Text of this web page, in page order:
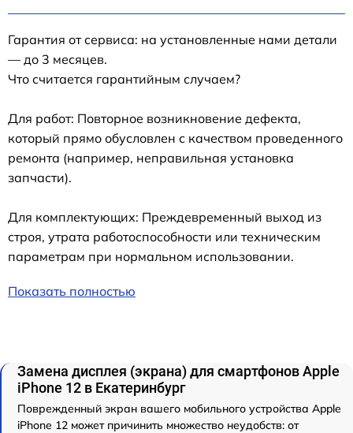
Гарантия от сервиса: на установленные нами детали
— до 3 месяцев.
Что считается гарантийным случаем?
Для работ: Повторное возникновение дефекта,
который прямо обусловлен с качеством проведенного
ремонта (например, неправильная установка
запчасти).
Для комплектующих: Преждевременный выход из
строя, утрата работоспособности или техническим
параметрам при нормальном использовании.
Показать полностью
Замена дисплея (экрана) для смартфонов Apple
iPhone 12 в Екатеринбург
Поврежденный экран вашего мобильного устройства Apple
iPhone 12 может причинить множество неудобств: от